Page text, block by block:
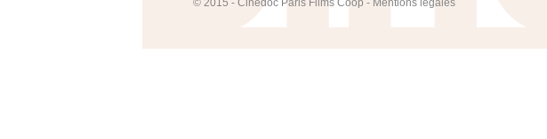
© 2015 - Cinédoc Paris Films Coop - Mentions légales